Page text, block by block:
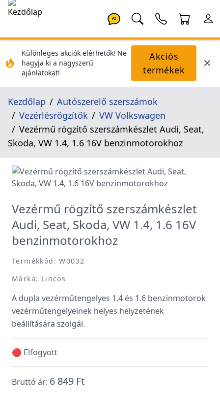
AI
Különleges akciók elérhetők! Ne
hagyja ki a nagyszerű
ajánlatokat!
Akciós
termékek
Kezdőlap
Autószerelő szerszámok
Vezérlésrögzítők
VW Volkswagen
Vezérmű rögzítő szerszámkészlet Audi, Seat,
Skoda, VW 1.4, 1.6 16V benzinmotorokhoz
Vezérmű rögzítő szerszámkészlet
Audi, Seat, Skoda, VW 1.4, 1.6 16V
benzinmotorokhoz
Termékkód: W0032
Márka: Lincos
A dupla vezérműtengelyes 1.4 és 1.6 benzinmotorok
vezérműtengelyeinek helyes helyzetének
beállítására szolgál.
🔴 Elfogyott
Bruttó ár: 6 849 Ft